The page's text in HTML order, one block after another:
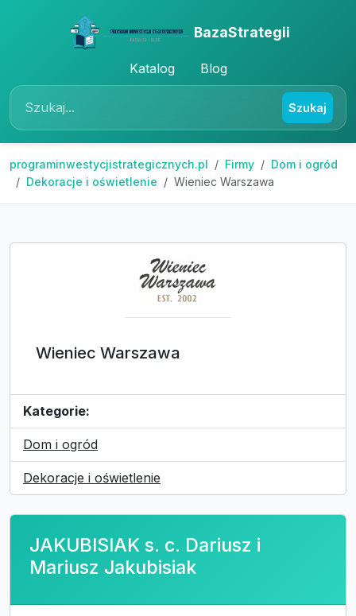
BazaStrategii
Katalog Blog
Szukaj
programinwestycjistrategicznych.pl Firmy
Dom i ogród
Dekoracje i oświetlenie
Wieniec Warszawa
Wieniec Warszawa
Kategorie:
Dom i ogród
Dekoracje i oświetlenie
JAKUBISIAK s. c. Dariusz i
Mariusz Jakubisiak